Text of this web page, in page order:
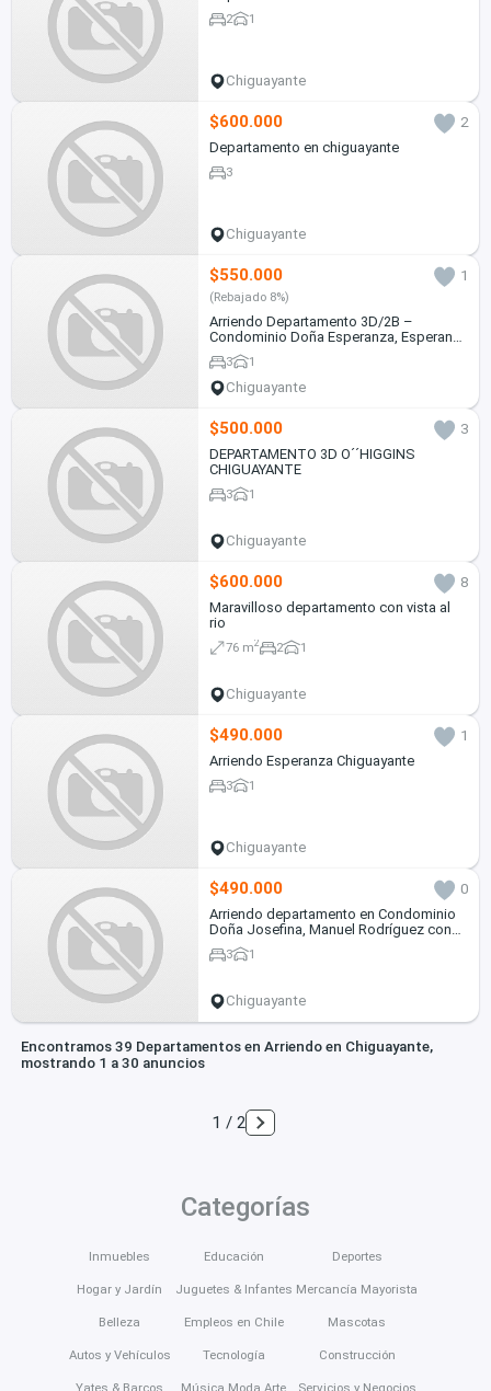
2 1
Chiguayante
$600.000
2
Departamento en chiguayante
3
Chiguayante
$550.000 1
(Rebajado 8%)
Arriendo Departamento 3D/2B –
Condominio Doña Esperanza, Esperanza
451, Chiguayante
3 1
Chiguayante
$500.000
3
DEPARTAMENTO 3D O´´HIGGINS
CHIGUAYANTE
3 1
Chiguayante
$600.000
8
Maravilloso departamento con vista al
rio
76 m2 2 1
Chiguayante
$490.000
1
Arriendo Esperanza Chiguayante
3 1
Chiguayante
$490.000
0
Arriendo departamento en Condominio
Doña Josefina, Manuel Rodríguez con
Calle Esperanza, Chiguayante
3 1
Chiguayante
Encontramos 39 Departamentos en Arriendo en Chiguayante,
mostrando 1 a 30 anuncios
1 / 2
Categorías
Inmuebles
Hogar y Jardín
Belleza
Autos y Vehículos
Yates & Barcos
Educación
Juguetes & Infantes
Empleos en Chile
Tecnología
Música Moda Arte
Deportes
Mercancía Mayorista
Mascotas
Construcción
Servicios y Negocios